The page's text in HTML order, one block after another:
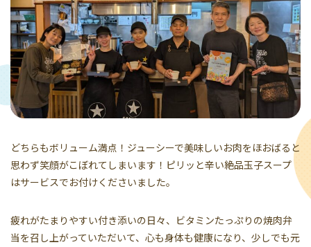
どちらもボリューム満点！ジューシーで美味しいお肉をほおばると
思わず笑顔がこぼれてしまいます！ピリッと辛い絶品玉子スープ
はサービスでお付けくださいました。
疲れがたまりやすい付き添いの日々、ビタミンたっぷりの焼肉弁
当を召し上がっていただいて、心も身体も健康になり、少しでも元